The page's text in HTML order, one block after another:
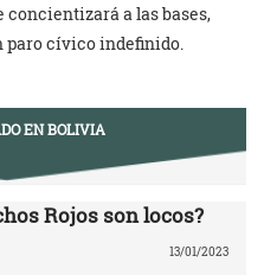
concientizará a las bases,
paro cívico indefinido.
EN BOLIVIA
Rojos son locos?
13/01/2023